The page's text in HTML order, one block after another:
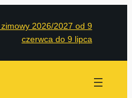
2026/2027 od 9
czerwca do 9 lipca